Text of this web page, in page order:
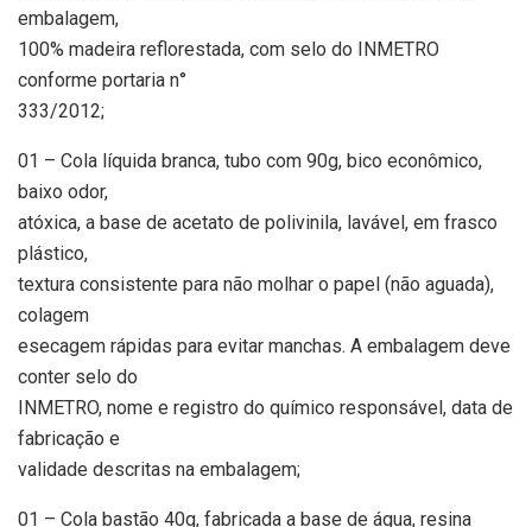
embalagem,
100% madeira reflorestada, com selo do INMETRO
conforme portaria n°
333/2012;
01 – Cola líquida branca, tubo com 90g, bico econômico,
baixo odor,
atóxica, a base de acetato de polivinila, lavável, em frasco
plástico,
textura consistente para não molhar o papel (não aguada),
colagem
esecagem rápidas para evitar manchas. A embalagem deve
conter selo do
INMETRO, nome e registro do químico responsável, data de
fabricação e
validade descritas na embalagem;
01 – Cola bastão 40g, fabricada a base de água, resina